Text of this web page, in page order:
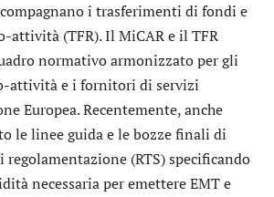
i trasferimenti di fondi e
attività (TFR). Il MiCAR e il TFR
normativo armonizzato per gli
attività e i fornitori di servizi
Europea. Recentemente, anche
le linee guida e le bozze finali di
(RTS) specificando
necessaria per emettere EMT e